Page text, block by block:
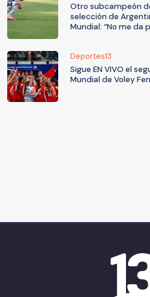
Otro subcampeón
selección de
Mundial: “No me da
Deportes13
Sigue EN VIVO el
Mundial de Voley